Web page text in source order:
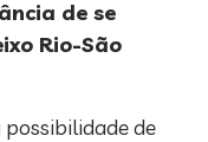
de se
Rio-São
de